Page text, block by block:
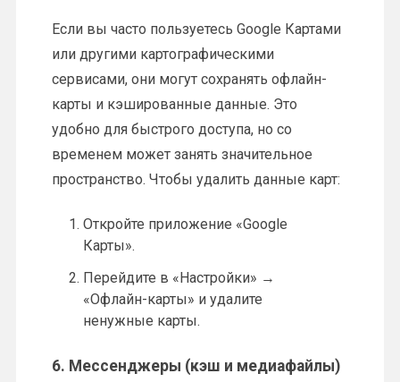
Если вы часто пользуетесь Google Картами
или другими картографическими
сервисами, они могут сохранять офлайн-
карты и кэшированные данные. Это
удобно для быстрого доступа, но со
временем может занять значительное
пространство. Чтобы удалить данные карт:
Откройте приложение «Google
Карты».
Перейдите в «Настройки» →
«Офлайн-карты» и удалите
ненужные карты.
6. Мессенджеры (кэш и медиафайлы)